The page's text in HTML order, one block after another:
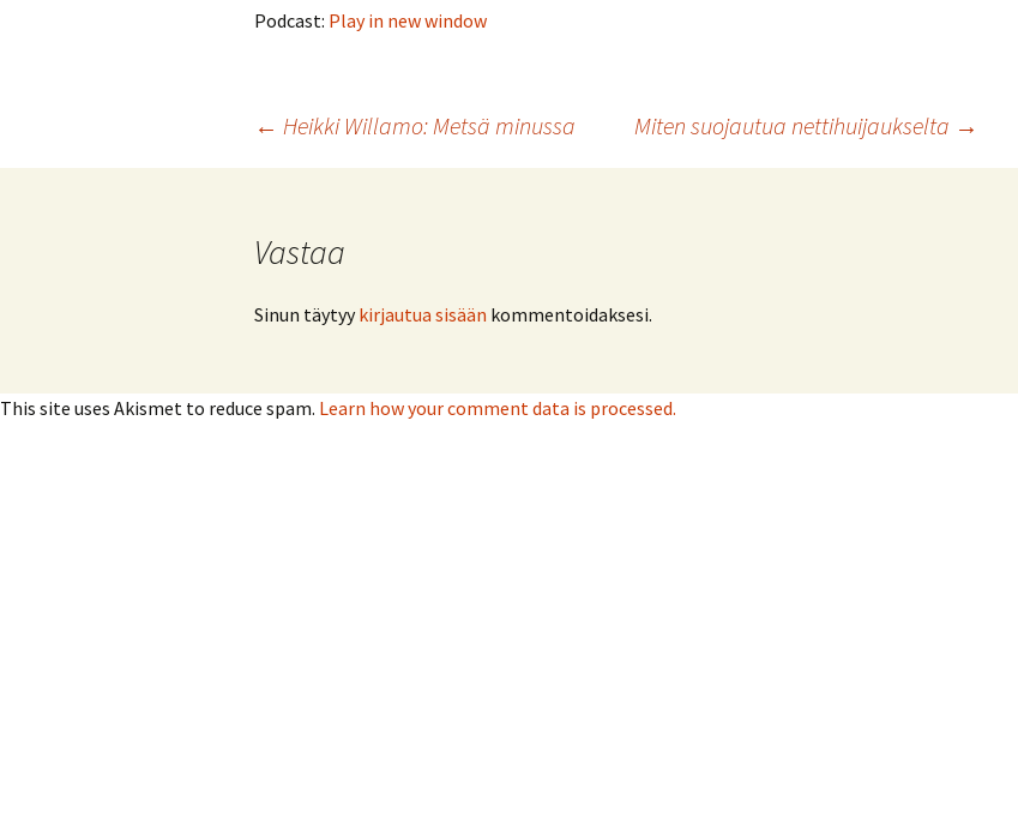
suuremmaksi
pienemmäksi.
Podcast: Play in new window
selaus
← Heikki Willamo: Metsä minussa Miten suojautua nettihuijaukselta →
Vastaa
Sinun täytyykirjautua sisään kommentoidaksesi.
This site uses Akismet to reduce spam. Learn how your comment data is processed.